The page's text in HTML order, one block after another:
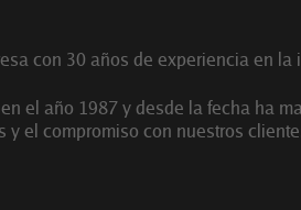
con 30 años de experiencia en la
el año 1987 y desde la fecha ha
el compromiso con nuestros